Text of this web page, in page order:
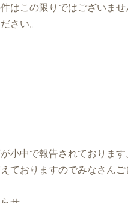
はこの限りではございませ
さい。
小中で報告されておりま
ておりますのでみなさん